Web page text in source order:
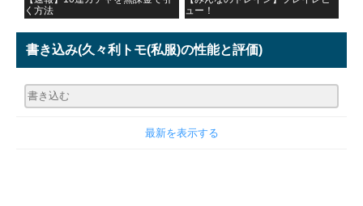
く方法
ュー！
書き込み(久々利トモ(私服)の性能と評価)
最新を表示する